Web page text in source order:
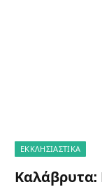
ΕΚΚΛΗΣΙΑΣΤΙΚΑ
Καλάβρυτα: